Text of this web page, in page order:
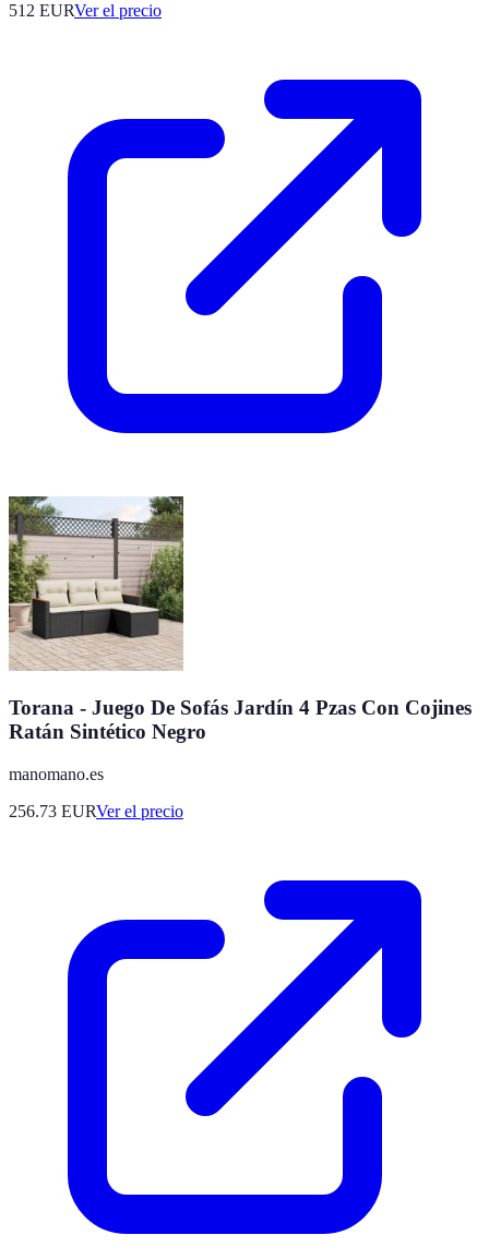
512 EURVer el precio
Torana - Juego De Sofás Jardín 4 Pzas Con Cojines
Ratán Sintético Negro
manomano.es
256.73 EURVer el precio